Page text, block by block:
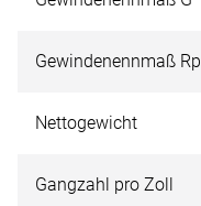
Gewindenennmaß Rp
Nettogewicht
Gangzahl pro Zoll